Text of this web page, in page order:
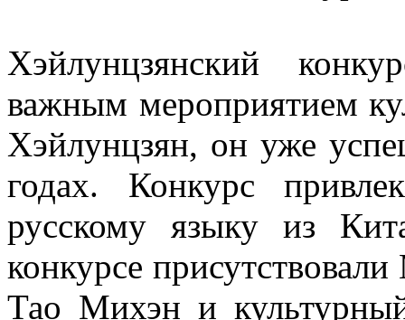
Хэйлунцзянский
важным мероприятием
Хэйлунцзян, он уже
годах. Конкурс
русскому языку из
конкурсе
Тао Михэн и